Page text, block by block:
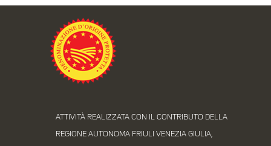
ATTIVITÀ REALIZZATA CON IL CONTRIBUTO DELLA
REGIONE AUTONOMA FRIULI VENEZIA GIULIA,